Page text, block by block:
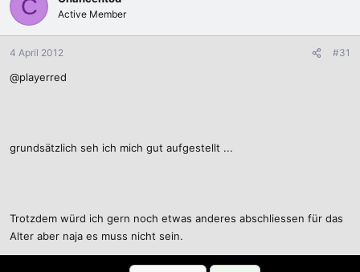
l
e
r
l
l
t
C Active Member
4 April 2012 #31
@playerred
grundsätzlich seh ich mich gut aufgestellt ...
Trotzdem würd ich gern noch etwas anderes abschliessen für das
Alter aber naja es muss nicht sein.